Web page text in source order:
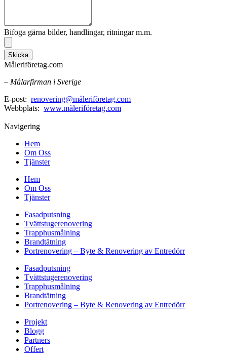
Bifoga gärna bilder, handlingar, ritningar m.m.
Skicka
Måleriföretag.com
– Målarfirman i Sverige
E-post: renovering@måleriföretag.com
Webbplats: www.måleriföretag.com
Navigering
Hem
Om Oss
Tjänster
Hem
Om Oss
Tjänster
Fasadputsning
Tvättstugerenovering
Trapphusmålning
Brandtätning
Portrenovering – Byte & Renovering av Entredörr
Fasadputsning
Tvättstugerenovering
Trapphusmålning
Brandtätning
Portrenovering – Byte & Renovering av Entredörr
Projekt
Blogg
Partners
Offert